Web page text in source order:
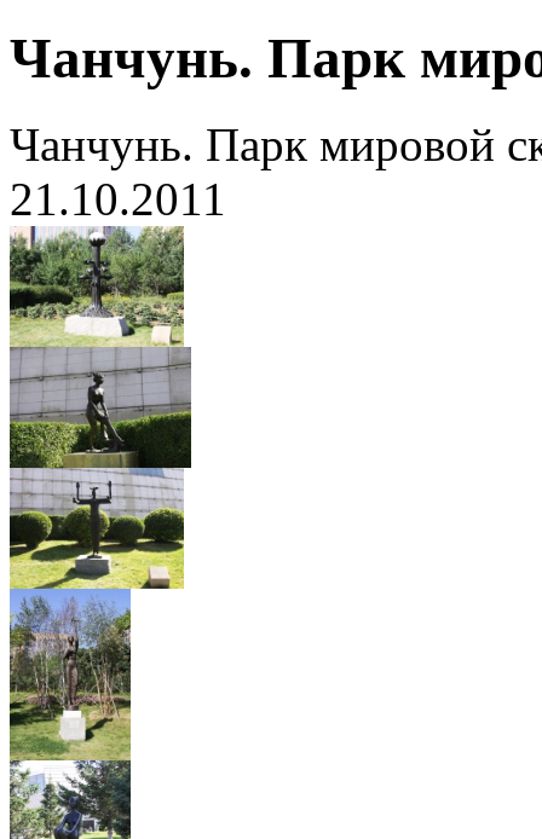
Чанчунь. Парк
Чанчунь. Парк мировой
21.10.2011